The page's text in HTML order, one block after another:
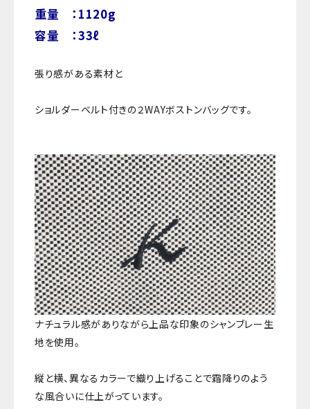
重量 ：1120g
容量 ：33ℓ
張り感がある素材と
ショルダーベルト付きの２WAYボストンバッグです。
ナチュラル感がありながら上品な印象のシャンブレー生
地を使用。
縦と横、異なるカラーで織り上げることで霜降りのよう
な風合いに仕上がっています。